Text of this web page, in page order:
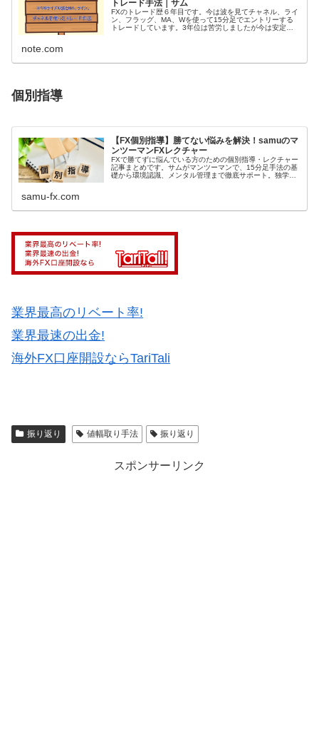
トレード手法｜サム
FXのトレード歴６年目です。今は波を見てチャネル、ライ
ン、フラッグ、MA、Wを使って15分足でエントリーする
トレードしています。3年位は苦労しましたが今は安定し
note.com
個別指導
【FX個別指導】勝てない悩みを解決！samuのマ
ンツーマンFXレクチャー
FXで勝てずに悩んでいる方のための個別指導・レクチャー
記事まとめです。サムがマンツーマンで、15分足手法の基
礎から環境認識、メンタル管理まで徹底サポート。独学で
samu-fx.com
業界最高のリベート率!
業界最速の出金!
海外FX口座開設ならTariTali
振り返り 値幅取り手法 振り返り
スポンサーリンク